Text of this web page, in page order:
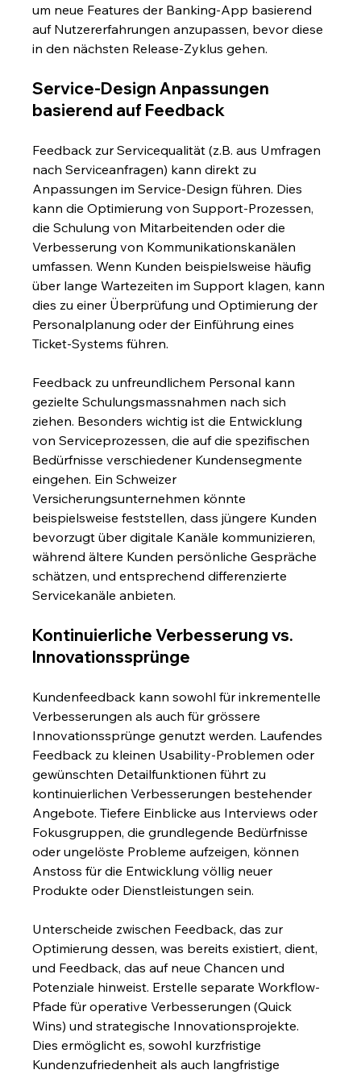
um neue Features der Banking-App basierend
auf Nutzererfahrungen anzupassen, bevor diese
in den nächsten Release-Zyklus gehen.
Service-Design Anpassungen
basierend auf Feedback
Feedback zur Servicequalität (z.B. aus Umfragen
nach Serviceanfragen) kann direkt zu
Anpassungen im Service-Design führen. Dies
kann die Optimierung von Support-Prozessen,
die Schulung von Mitarbeitenden oder die
Verbesserung von Kommunikationskanälen
umfassen. Wenn Kunden beispielsweise häufig
über lange Wartezeiten im Support klagen, kann
dies zu einer Überprüfung und Optimierung der
Personalplanung oder der Einführung eines
Ticket-Systems führen.
Feedback zu unfreundlichem Personal kann
gezielte Schulungsmassnahmen nach sich
ziehen. Besonders wichtig ist die Entwicklung
von Serviceprozessen, die auf die spezifischen
Bedürfnisse verschiedener Kundensegmente
eingehen. Ein Schweizer
Versicherungsunternehmen könnte
beispielsweise feststellen, dass jüngere Kunden
bevorzugt über digitale Kanäle kommunizieren,
während ältere Kunden persönliche Gespräche
schätzen, und entsprechend differenzierte
Servicekanäle anbieten.
Kontinuierliche Verbesserung vs.
Innovationssprünge
Kundenfeedback kann sowohl für inkrementelle
Verbesserungen als auch für grössere
Innovationssprünge genutzt werden. Laufendes
Feedback zu kleinen Usability-Problemen oder
gewünschten Detailfunktionen führt zu
kontinuierlichen Verbesserungen bestehender
Angebote. Tiefere Einblicke aus Interviews oder
Fokusgruppen, die grundlegende Bedürfnisse
oder ungelöste Probleme aufzeigen, können
Anstoss für die Entwicklung völlig neuer
Produkte oder Dienstleistungen sein.
Unterscheide zwischen Feedback, das zur
Optimierung dessen, was bereits existiert, dient,
und Feedback, das auf neue Chancen und
Potenziale hinweist. Erstelle separate Workflow-
Pfade für operative Verbesserungen (Quick
Wins) und strategische Innovationsprojekte.
Dies ermöglicht es, sowohl kurzfristige
Kundenzufriedenheit als auch langfristige